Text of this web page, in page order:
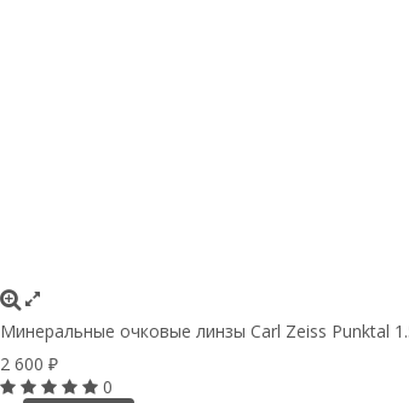
Минеральные очковые линзы Carl Zeiss Punktal
2 600 ₽
0